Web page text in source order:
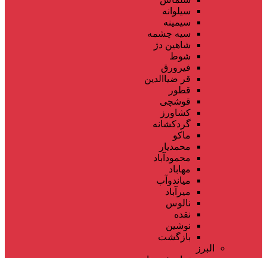
سیلوانه
سیمینه
سیه چشمه
شاهین دژ
شوط
فیرورق
قر ضیاالدین
قطور
قوشچی
کشاورز
گردکشانه
ماکو
محمدیار
محمودآباد
مهاباد
میاندوآب
میرآباد
نالوس
نقده
نوشین
بازگشت
البرز